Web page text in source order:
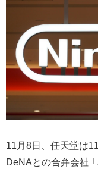
11月8日、任天堂は
DeNAとの合弁会社